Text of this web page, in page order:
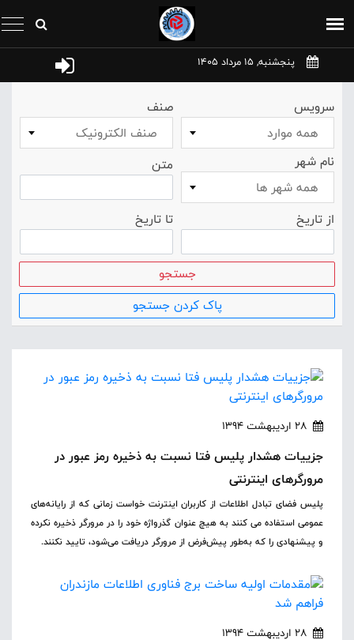
پنجشنبه, 15 مرداد 1405
سرویس
همه موارد
صنف
صنف الکترونيک
نام شهر
همه شهر ها
متن
از تاریخ تا تاریخ
جستجو
پاک کردن جستجو
28 اردیبهشت 1394
جزییات هشدار پلیس فتا نسبت به ذخیره رمز عبور در
مرورگرهای اینترنتی
پلیس فضای تبادل اطلاعات از کاربران اینترنت خواست زمانی که از رایانه‌های
عمومی استفاده می کنند به هیچ عنوان گذرواژه خود را در مرورگر ذخیره نکرده
و پیشنهادی را که به‌طور پیش‌فرض از مرورگر دریافت می‌شود، تایید نکنند.
28 اردیبهشت 1394